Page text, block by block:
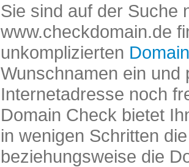
Sie sind auf der Suche
www.checkdomain.de
unkomplizierten
Wunschnamen ein und
Internetadresse noch
Domain Check bietet
in wenigen Schritten
beziehungsweise die